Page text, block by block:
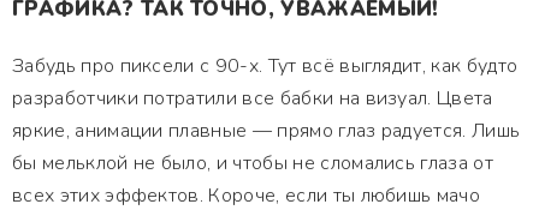
ГРАФИКА? ТАК ТОЧНО, УВАЖАЕМЫЙ!
Забудь про пиксели с 90-х. Тут всё выглядит, как будто
разработчики потратили все бабки на визуал. Цвета
яркие, анимации плавные — прямо глаз радуется. Лишь
бы мельклой не было, и чтобы не сломались глаза от
всех этих эффектов. Короче, если ты любишь мачо